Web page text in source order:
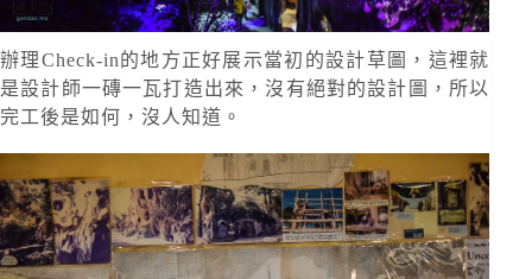
辦理Check-in的地方正好展示當初的設計草圖，這裡就
是設計師一磚一瓦打造出來，沒有絕對的設計圖，所以
完工後是如何，沒人知道。